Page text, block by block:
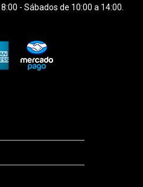
- Sábados de 10:00 a 14:00.